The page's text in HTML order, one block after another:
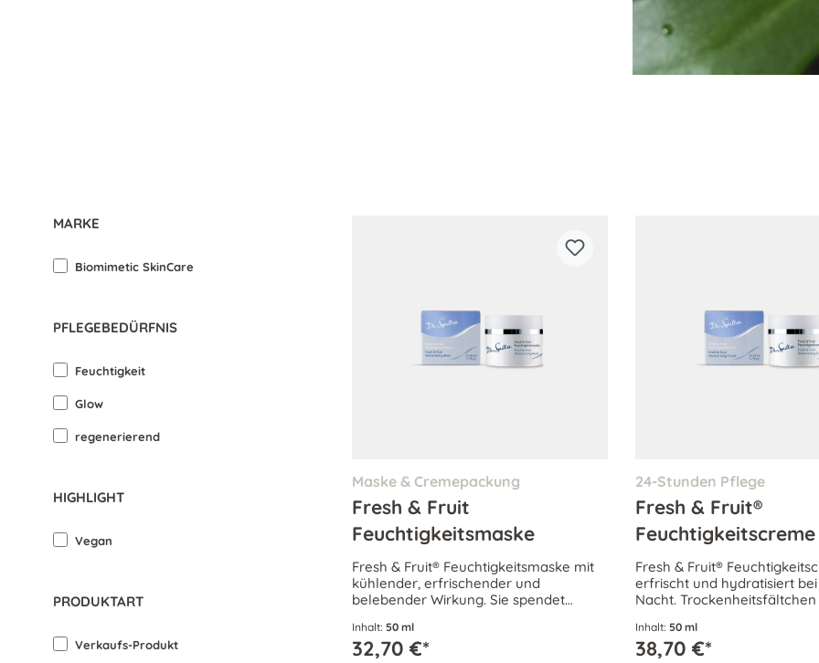
MARKE
Biomimetic SkinCare
PFLEGEBEDÜRFNIS
Feuchtigkeit
Glow
regenerierend
HIGHLIGHT
Vegan
PRODUKTART
Verkaufs-Produkt
Maske & Cremepackung
Fresh & Fruit
Feuchtigkeitsmaske
Fresh & Fruit® Feuchtigkeitsmaske mit
kühlender, erfrischender und
belebender Wirkung. Sie spendet
jugendliches Hautbild.
Inhalt: 50 ml
32,70 €*
24-Stunden Pflege
Fresh & Fruit®
Feuchtigkeitscreme
Fresh & Fruit®
erfrischt und hydratisiert
Nacht.
Inhalt:50 ml
38,70 €*